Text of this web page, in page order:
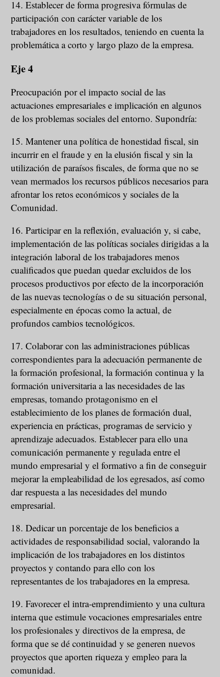
14. Establecer de forma progresiva fórmulas de
participación con carácter variable de los
trabajadores en los resultados, teniendo en cuenta la
problemática a corto y largo plazo de la empresa.
Eje 4
Preocupación por el impacto social de las
actuaciones empresariales e implicación en algunos
de los problemas sociales del entorno. Supondría:
15. Mantener una política de honestidad fiscal, sin
incurrir en el fraude y en la elusión fiscal y sin la
utilización de paraísos fiscales, de forma que no se
vean mermados los recursos públicos necesarios para
afrontar los retos económicos y sociales de la
Comunidad.
16. Participar en la reflexión, evaluación y, si cabe,
implementación de las políticas sociales dirigidas a la
integración laboral de los trabajadores menos
cualificados que puedan quedar excluidos de los
procesos productivos por efecto de la incorporación
de las nuevas tecnologías o de su situación personal,
especialmente en épocas como la actual, de
profundos cambios tecnológicos.
17. Colaborar con las administraciones públicas
correspondientes para la adecuación permanente de
la formación profesional, la formación continua y la
formación universitaria a las necesidades de las
empresas, tomando protagonismo en el
establecimiento de los planes de formación dual,
experiencia en prácticas, programas de servicio y
aprendizaje adecuados. Establecer para ello una
comunicación permanente y regulada entre el
mundo empresarial y el formativo a fin de conseguir
mejorar la empleabilidad de los egresados, así como
dar respuesta a las necesidades del mundo
empresarial.
18. Dedicar un porcentaje de los beneficios a
actividades de responsabilidad social, valorando la
implicación de los trabajadores en los distintos
proyectos y contando para ello con los
representantes de los trabajadores en la empresa.
19. Favorecer el intra-emprendimiento y una cultura
interna que estimule vocaciones empresariales entre
los profesionales y directivos de la empresa, de
forma que se dé continuidad y se generen nuevos
proyectos que aporten riqueza y empleo para la
comunidad.